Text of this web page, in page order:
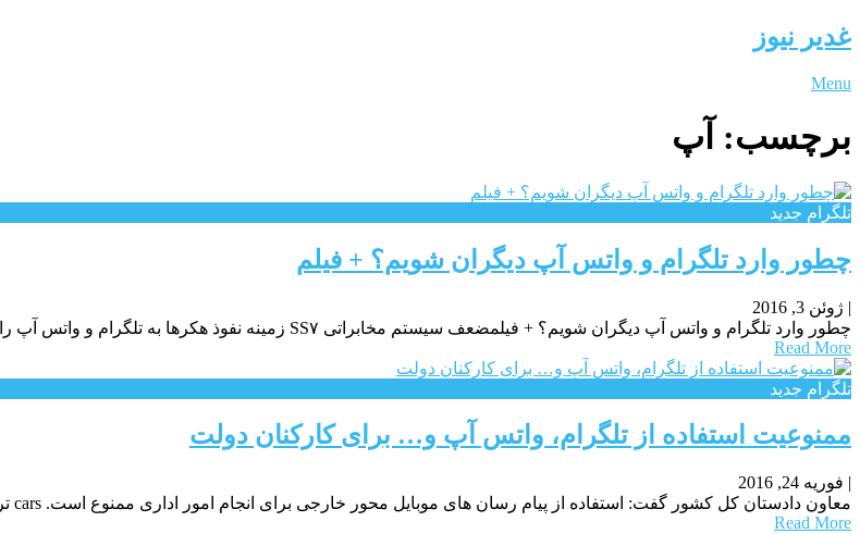
غدیر نیوز
Menu
برچسب: آپ
تلگرام جدید
چطور وارد تلگرام و واتس آپ دیگران شویم؟ + فیلم
| ژوئن 3, 2016
چطور وارد تلگرام و واتس آپ دیگران شویم؟ + فیلمضعف سیستم مخابراتی SS۷ زمینه نفوذ هکرها به تلگرام و واتس آپ را فراهم کرد تا به این طریق
Read More
تلگرام جدید
ممنوعیت استفاده از تلگرام، واتس آپ و… برای کارکنان دولت
| فوریه 24, 2016
معاون دادستان کل کشور گفت: استفاده از پیام رسان های موبایل محور خارجی برای انجام امور اداری ممنوع است. cars ترانه
Read More